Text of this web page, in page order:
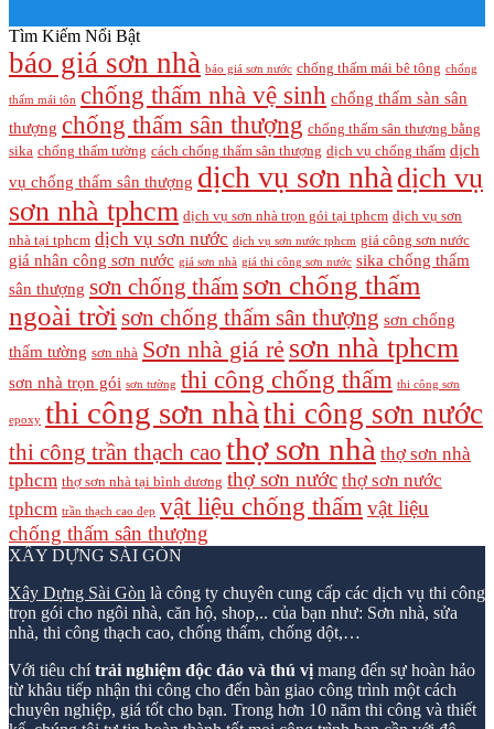
Tìm Kiếm Nổi Bật
báo giá sơn nhà báo giá sơn nước chống thấm mái bê tông chống
thấm mái tôn chống thấm nhà vệ sinh chống thấm sàn sân
thượng chống thấm sân thượng chống thấm sân thượng bằng
sika chống thấm tường cách chống thấm sân thượng dịch vụ chống thấm dịch
vụ chống thấm sân thượng dịch vụ sơn nhà dịch vụ
sơn nhà tphcm dịch vụ sơn nhà trọn gói tại tphcm dịch vụ sơn
nhà tại tphcm dịch vụ sơn nước dịch vụ sơn nước tphcm giá công sơn nước
giá nhân công sơn nước giá sơn nhà giá thi công sơn nước sika chống thấm
sân thượng sơn chống thấm sơn chống thấm
ngoài trời sơn chống thấm sân thượng sơn chống
thấm tường sơn nhà Sơn nhà giá rẻ sơn nhà tphcm
sơn nhà trọn gói sơn tường thi công chống thấm thi công sơn
epoxy thi công sơn nhà thi công sơn nước
thi công trần thạch cao thợ sơn nhà thợ sơn nhà
tphcm thợ sơn nhà tại bình dương thợ sơn nước thợ sơn nước
tphcm trần thạch cao đẹp vật liệu chống thấm vật liệu
chống thấm sân thượng
XÂY DỰNG SÀI GÒN
Xây Dựng Sài Gòn là công ty chuyên cung cấp các dịch vụ thi công
trọn gói cho ngôi nhà, căn hộ, shop,.. của bạn như: Sơn nhà, sửa
nhà, thi công thạch cao, chống thấm, chống dột,…
Với tiêu chítrải nghiệm độc đáo và thú vị mang đến sự hoàn hảo
từ khâu tiếp nhận thi công cho đến bàn giao công trình một cách
chuyên nghiệp, giá tốt cho bạn. Trong hơn 10 năm thi công và thiết